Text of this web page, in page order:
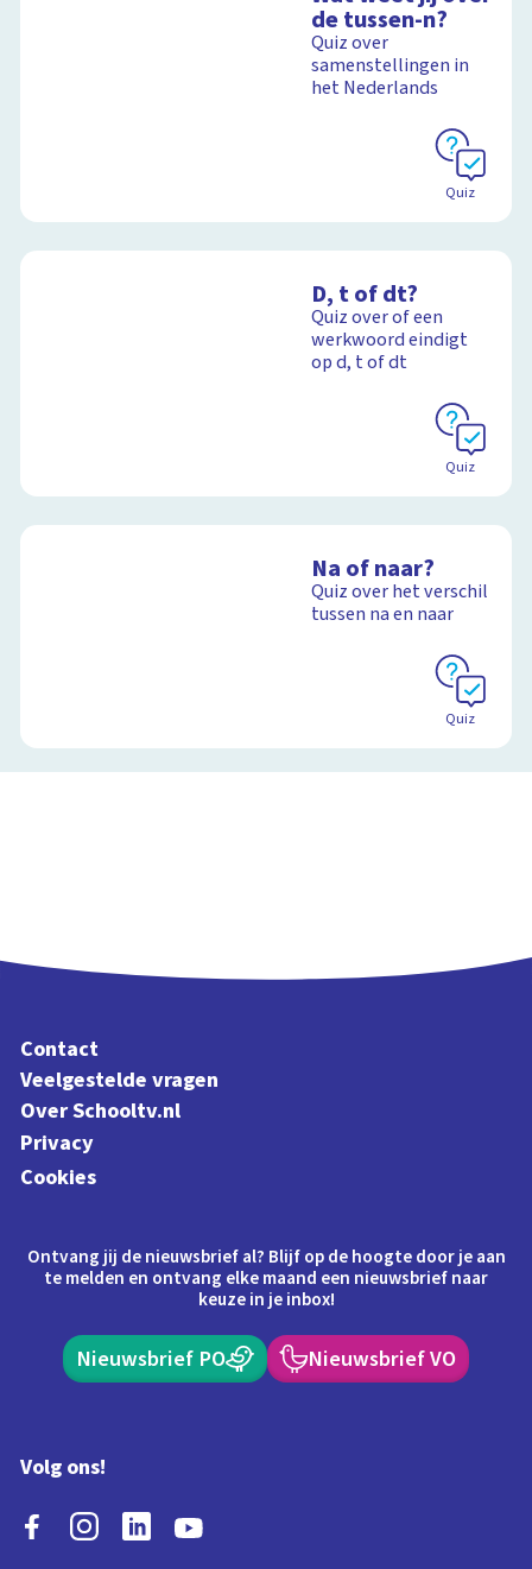
de tussen-n?
Quiz over
samenstellingen in
het Nederlands
Quiz
D, t of dt?
Quiz over of een
werkwoord eindigt
op d, t of dt
Quiz
Na of naar?
Quiz over het verschil
tussen na en naar
Quiz
Contact
Veelgestelde vragen
Over Schooltv.nl
Privacy
Cookies
Ontvang jij de nieuwsbrief al? Blijf op de hoogte door je aan
te melden en ontvang elke maand een nieuwsbrief naar
keuze in je inbox!
Nieuwsbrief PO Nieuwsbrief VO
Volg ons!